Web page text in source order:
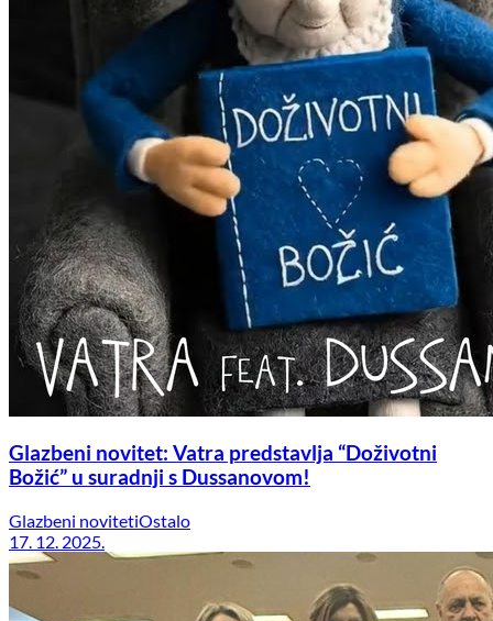
Glazbeni novitet: Vatra predstavlja “Doživotni
Božić” u suradnji s Dussanovom!
Glazbeni novitetiOstalo
17. 12. 2025.